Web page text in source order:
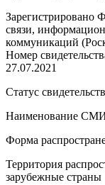
Зарегистрировано
связи,
коммуникаций
Номер
27.07.2021
Статус
Наименование
Форма
Территория
зарубежные страны